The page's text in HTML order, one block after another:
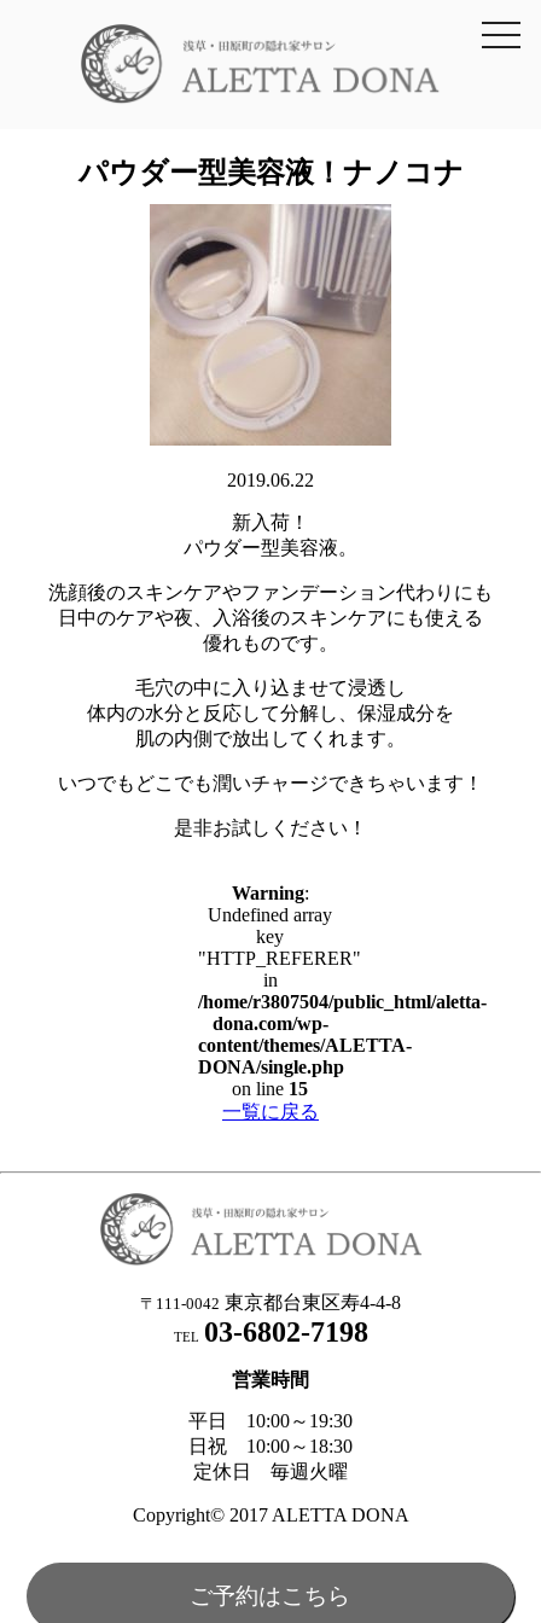
toggle
パウダー型美容液！ナノコナ
2019.06.22
新入荷！
パウダー型美容液。
洗顔後のスキンケアやファンデーション代わりにも
日中のケアや夜、入浴後のスキンケアにも使える
優れものです。
毛穴の中に入り込ませて浸透し
体内の水分と反応して分解し、保湿成分を
肌の内側で放出してくれます。
いつでもどこでも潤いチャージできちゃいます！
是非お試しください！
Warning:
Undefined array
key
"HTTP_REFERER"
in
/home/r3807504/public_html/aletta-
dona.com/wp-
content/themes/ALETTA-
DONA/single.php
on line 15
一覧に戻る
ご予約はこちら
〒111-0042 東京都台東区寿4-4-8
TEL 03-6802-7198
営業時間
平日 10:00～19:30
日祝 10:00～18:30
定休日 毎週火曜
Copyright© 2017 ALETTA DONA